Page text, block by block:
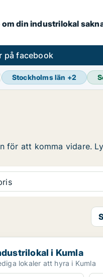
din industrilokal
på facebook
Stockholms län +2
för att komma vidare.
i Kumla
i Kumla
lokaler att hyra i Kumla